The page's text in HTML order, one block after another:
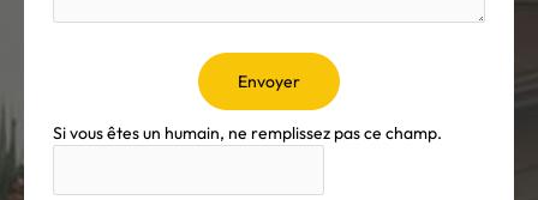
Envoyer
Si vous êtes un humain, ne remplissez pas ce champ.